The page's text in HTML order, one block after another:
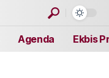
Agenda Ekbis